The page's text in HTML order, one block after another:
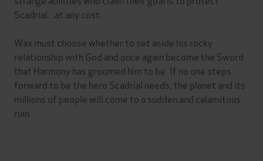
Scadrial...at any cost.
Wax must choose whether to set aside his rocky
relationship with God and once again become the Sword
that Harmony has groomed him to be. If no one steps
forward to be the hero Scadrial needs, the planet and its
millions of people will come to a sudden and calamitous
ruin.